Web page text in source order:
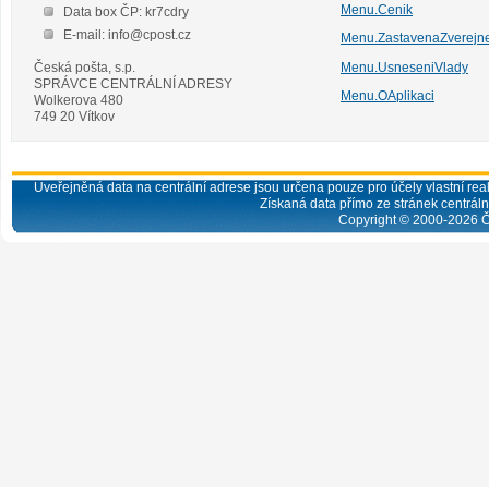
Data box ČP: kr7cdry
E-mail: info@cpost.cz
Česká pošta, s.p.
SPRÁVCE CENTRÁLNÍ ADRESY
Wolkerova 480
749 20 Vítkov
Menu.Cenik
Menu.UsneseniVlady
Menu.OAplikaci
Uveřejněná data na centrální adrese jsou určena pouze pro účely vlastní
Získaná data přímo ze stránek
Copyright © 2000-2026